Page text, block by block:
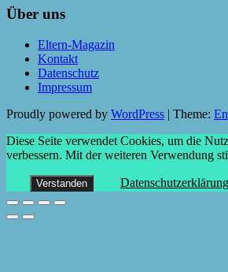
Über uns
Eltern-Magazin
Kontakt
Datenschutz
Impressum
Proudly powered by WordPress | Theme:
Diese Seite verwendet Cookies, um die
verbessern. Mit der weiteren Verwendung
Verstanden Datenschutzerklärung